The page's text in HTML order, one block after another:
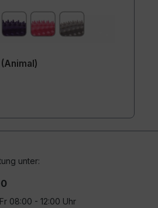
unter:
08:00 - 12:00 Uhr